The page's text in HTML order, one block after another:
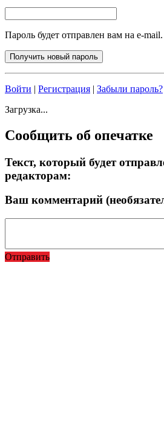
Пароль будет отправлен вам на e-mail.
Войти | Регистрация | Забыли пароль?
Загрузка...
Сообщить об опечатке
Текст, который будет
редакторам:
Ваш комментарий
Отправить